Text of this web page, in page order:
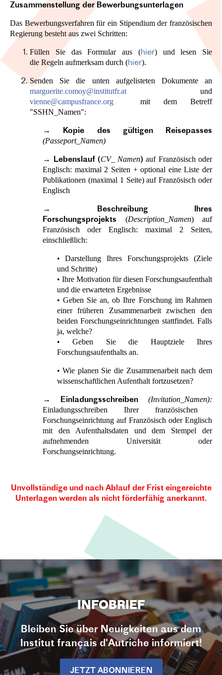
Zusammenstellung der Bewerbungsunterlagen
Das Bewerbungsverfahren für ein Stipendium der französischen
Regierung besteht aus zwei Schritten:
Füllen Sie das Formular aus (hier) und lesen Sie
die Regeln aufmerksam durch (hier).
Senden Sie die unten aufgelisteten Dokumente an
marguerite.comoy@institutfr.at und
vienne@campusfrance.org mit dem Betreff
"SSHN_Namen":
→ Kopie des gültigen Reisepasses
(Passeport_Namen)
→ Lebenslauf (CV_ Namen) auf Französisch oder
Englisch: maximal 2 Seiten + optional eine Liste der
Publikationen (maximal 1 Seite) auf Französisch oder
Englisch
→
Beschreibung Ihres
Forschungsprojekts (Description_Namen) auf
Französisch oder Englisch: maximal 2 Seiten,
einschließlich:
• Darstellung Ihres Forschungsprojekts (Ziele
und Schritte)
• Ihre Motivation für diesen Forschungsaufenthalt
und die erwarteten Ergebnisse
• Geben Sie an, ob Ihre Forschung im Rahmen
einer früheren Zusammenarbeit zwischen den
beiden Forschungseinrichtungen stattfindet. Falls
ja, welche?
• Geben Sie die Hauptziele Ihres
Forschungsaufenthalts an.
• Wie planen Sie die Zusammenarbeit nach dem
wissenschaftlichen Aufenthalt fortzusetzen?
→ Einladungsschreiben (Invitation_Namen):
Einladungsschreiben Ihrer französischen
Forschungseinrichtung auf Französisch oder Englisch
mit den Aufenthaltsdaten und dem Stempel der
aufnehmenden Universität oder
Forschungseinrichtung.
Unvollständige und nach Ablauf der Frist eingereichte
Unterlagen werden als nicht förderfähig anerkannt.
INFOBRIEF
Bleiben Sie über Neuigkeiten aus dem
Institut français d'Autriche informiert!
JETZT ABONNIEREN